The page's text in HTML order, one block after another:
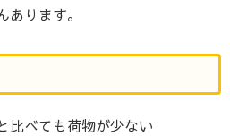
ります。
比べても荷物が少ない